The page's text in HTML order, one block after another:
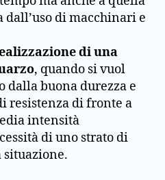
di macchinari e
di una
, quando si vuol
dalla buona durezza e
resistenza di fronte a
intensità
di uno strato di